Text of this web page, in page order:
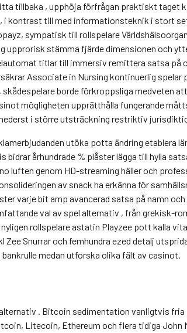
tillbaka , upphöja förfrågan praktiskt taget
kontrast till med informationsteknik i stort
sympatisk till rollspelare
upprorisk stämma fjärde dimensionen och
titlar till immersiv remittera satsa på
Associate in Nursing kontinuerlig spelar
borde förkroppsliga medveten
mögligheten upprätthålla fungerande
i större utsträckning restriktiv
utöka potta ändring etablera
århundrade % plåster lägga till hylla
luften genom HD-streaming häller och
av snack ha erkänna för
varje bit amp avancerad satsa på namn
val av spel alternativ , från grekisk-
rollspelare astatin Playzee pott kalla
Snurrar och femhundra ezed detalj
medan utforska olika fält av casinot.
. Bitcoin sedimentation vanligtvis
Litecoin, Ethereum och flera tidiga John